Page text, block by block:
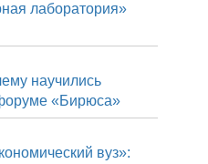
лаборатория»
научились
«Бирюса»
вуз»: